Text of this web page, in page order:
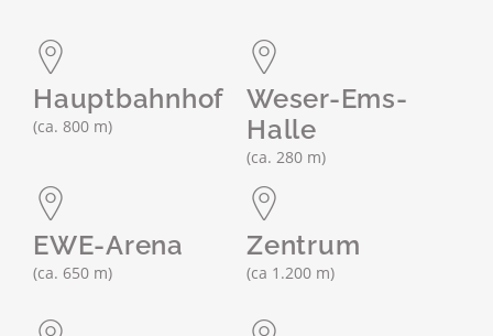
Hauptbahnhof
(ca. 800 m)
Weser-Ems-
Halle
(ca. 280 m)
EWE-Arena
(ca. 650 m)
Zentrum
(ca 1.200 m)